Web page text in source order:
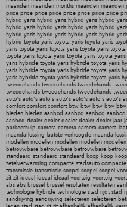
maanden maanden months maanden
price price price price price price price price
hybrid yaris hybrid yaris hybrid yaris hybrid
hybrid yaris hybrid yaris hybrid yaris hybrid
hybrid yaris hybrid yaris hybrid yaris hybrid
hybrid toyota yaris toyota yaris toyota yaris
yaris toyota yaris toyota yaris toyota yaris
toyota yaris toyota yaris toyota yaris toyota
yaris hybride toyota yaris hybride toyota yaris
yaris hybride toyota yaris hybride toyota yaris
yaris hybride toyota yaris hybride toyota yaris
tweedehands tweedehands tweedehands
tweedehands tweedehands tweedehands
auto's auto's auto's auto's auto's auto's auto's
comfort comfort comfort btw btw btw btw
bieden bieden aanbod aanbod aanbod
aanbod dealer dealer dealer dealer dealer jaar
parkeerhulp camera camera camera camera
maandaflossing laatste verhoogde
modellen modellen modellen modellen
betrouwbare betrouwbare betrouwbare
standaard standaard standaard koop koop
zetelverwarming compacte stadsauto
transmissie transmissie soepel soepel soepel
zit zit ideaal ideaal ideaal voertuig voertuig
abs abs brussel brussel resultaten resultaten
technologie hybride technologie stad rijdt stad
aandrijving aandrijving selecteren selecteren